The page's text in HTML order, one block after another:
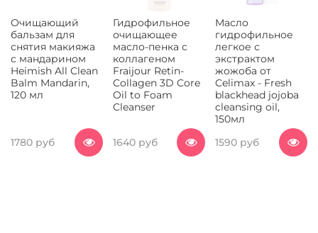
Очищающий
бальзам для
снятия макияжа
с мандарином
Heimish All Clean
Balm Mandarin,
120 мл
1780 руб
Гидрофильное
очищающее
масло-пенка с
коллагеном
Fraijour Retin-
Collagen 3D Core
Oil to Foam
Cleanser
1640 руб
Масло
гидрофильное
легкое с
экстрактом
жожоба от
Celimax - Fresh
blackhead jojoba
cleansing oil,
150мл
1590 руб